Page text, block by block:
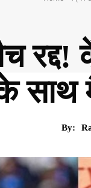
रद्द!
साथ
By: